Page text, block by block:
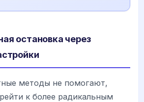
остановка через
методы не помогают,
к более радикальным